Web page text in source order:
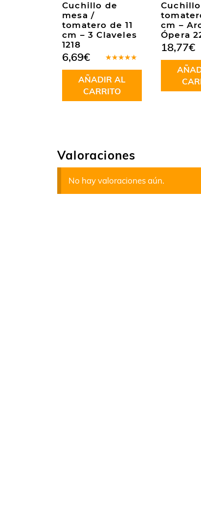
Cuchillo de
mesa /
tomatero de 11
cm – 3 Claveles
1218
en5.00de
5
6,69€
AÑADIR AL
CARRITO
Cuchillo
cm –
Ópera
18,77€
Valoraciones
No hay valoraciones aún.